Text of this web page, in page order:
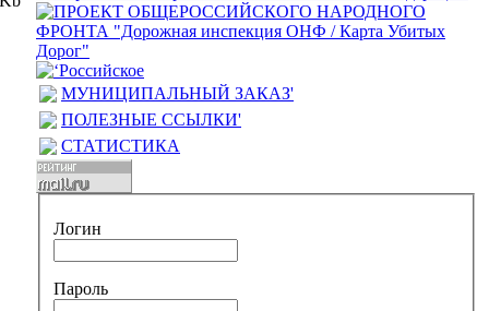
МУНИЦИПАЛЬНЫЙ ЗАКАЗ'
ПОЛЕЗНЫЕ ССЫЛКИ'
СТАТИСТИКА
Логин
Пароль